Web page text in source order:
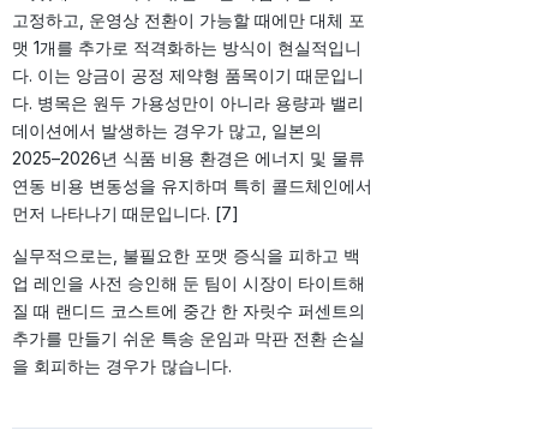
고정하고, 운영상 전환이 가능할 때에만 대체 포
맷 1개를 추가로 적격화하는 방식이 현실적입니
다. 이는 앙금이 공정 제약형 품목이기 때문입니
다. 병목은 원두 가용성만이 아니라 용량과 밸리
데이션에서 발생하는 경우가 많고, 일본의
2025–2026년 식품 비용 환경은 에너지 및 물류
연동 비용 변동성을 유지하며 특히 콜드체인에서
먼저 나타나기 때문입니다. [7]
실무적으로는, 불필요한 포맷 증식을 피하고 백
업 레인을 사전 승인해 둔 팀이 시장이 타이트해
질 때 랜디드 코스트에 중간 한 자릿수 퍼센트의
추가를 만들기 쉬운 특송 운임과 막판 전환 손실
을 회피하는 경우가 많습니다.